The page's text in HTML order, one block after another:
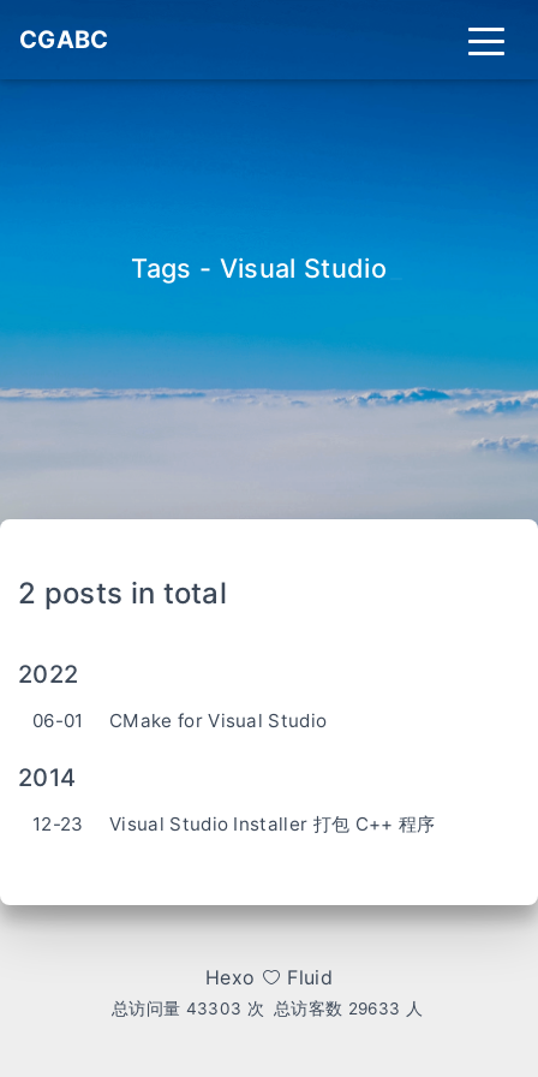
CGABC
Tags - Visual Studio
2 posts in total
2022
06-01 CMake for Visual Studio
2014
12-23 Visual Studio Installer 打包 C++ 程序
Hexo Fluid
总访问量 43303 次 总访客数 29633 人